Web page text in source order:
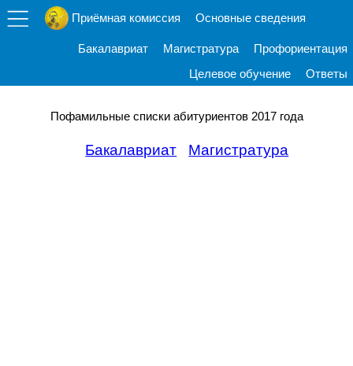
Приёмная комиссия Основные сведения
Бакалавриат Магистратура
Профориентация
Целевое обучение
Ответы
Пофамильные списки абитуриентов 2017 года
Бакалавриат Магистратура